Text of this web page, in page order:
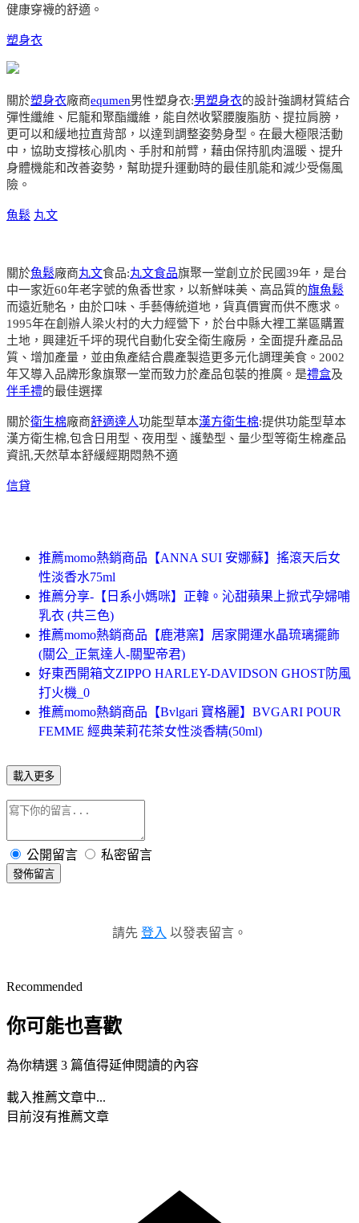
健康穿襪的舒適。
塑身衣
關於塑身衣廠商equmen男性塑身衣:男塑身衣的設計強調材質結合
彈性纖維、尼龍和聚酯纖維，能自然收緊腰腹脂肪、提拉肩膀，
更可以和緩地拉直背部，以達到調整姿勢身型。在最大極限活動
中，協助支撐核心肌肉、手肘和前臂，藉由保持肌肉溫暖、提升
身體機能和改善姿勢，幫助提升運動時的最佳肌能和減少受傷風
險。
魚鬆 丸文
關於魚鬆廠商丸文食品:丸文食品旗聚一堂創立於民國39年，是台
中一家近60年老字號的魚香世家，以新鮮味美、高品質的旗魚鬆
而遠近馳名，由於口味、手藝傳統道地，貨真價實而供不應求。
1995年在創辦人梁火村的大力經營下，於台中縣大裡工業區購置
土地，興建近千坪的現代自動化安全衛生廠房，全面提升產品品
質、增加產量，並由魚產結合農產製造更多元化調理美食。2002
年又導入品牌形象旗聚一堂而致力於產品包裝的推廣。是禮盒及
伴手禮的最佳選擇
關於衛生棉廠商舒適達人功能型草本漢方衛生棉:提供功能型草本
漢方衛生棉,包含日用型、夜用型、護墊型、量少型等衛生棉產品
資訊,天然草本舒緩經期悶熱不適
信貸
推薦momo熱銷商品【ANNA SUI 安娜蘇】搖滾天后女
性淡香水75ml
推薦分享-【日系小媽咪】正韓。沁甜蘋果上掀式孕婦哺
乳衣 (共三色)
推薦momo熱銷商品【鹿港窯】居家開運水晶琉璃擺飾
(關公_正氣達人-關聖帝君)
好東西開箱文ZIPPO HARLEY-DAVIDSON GHOST防風
打火機_0
推薦momo熱銷商品【Bvlgari 寶格麗】BVGARI POUR
FEMME 經典茉莉花茶女性淡香精(50ml)
載入更多
公開留言 私密留言
發佈留言
請先 登入 以發表留言。
Recommended
你可能也喜歡
為你精選 3 篇值得延伸閱讀的內容
載入推薦文章中...
目前沒有推薦文章